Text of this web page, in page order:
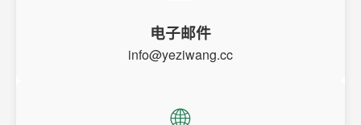
电子邮件
info@yeziwang.cc
🌐